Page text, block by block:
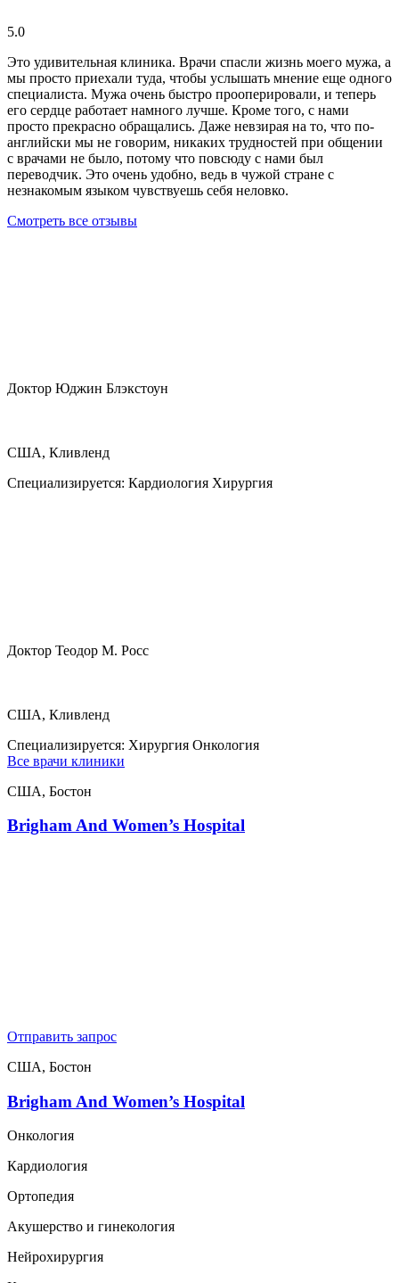
5.0
Это удивительная клиника. Врачи спасли жизнь моего мужа, а
мы просто приехали туда, чтобы услышать мнение еще одного
специалиста. Мужа очень быстро прооперировали, и теперь
его сердце работает намного лучше. Кроме того, с нами
просто прекрасно обращались. Даже невзирая на то, что по-
английски мы не говорим, никаких трудностей при общении
с врачами не было, потому что повсюду с нами был
переводчик. Это очень удобно, ведь в чужой стране с
незнакомым языком чувствуешь себя неловко.
Смотреть все отзывы
Доктор Юджин Блэкстоун
США, Кливленд
Специализируется: Кардиология Хирургия
Доктор Теодор М. Росс
США, Кливленд
Специализируется: Хирургия Онкология
Все врачи клиники
США, Бостон
Brigham And Women’s Hospital
Отправить запрос
США, Бостон
Brigham And Women’s Hospital
Онкология
Кардиология
Ортопедия
Акушерство и гинекология
Нейрохирургия